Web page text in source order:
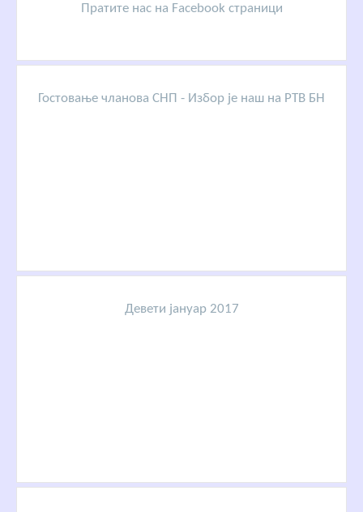
Пратите нас на Facebook страници
Гостовање чланова СНП - Избор је наш на РТВ БН
Девети јануар 2017